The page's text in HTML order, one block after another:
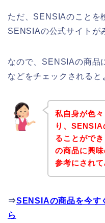
ただ、SENSIAのことを
SENSIAの公式サイトが
なので、SENSIAの商品
などをチェックされると
私自身が色
り、
ることがで
の商品に興
参考にされ
⇒SENSIAの商品を今す
ら